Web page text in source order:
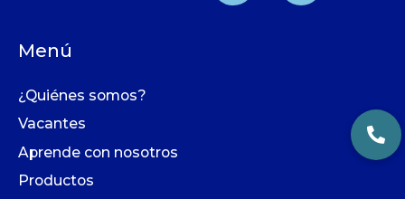
Menú
¿Quiénes somos?
Vacantes
Aprende con nosotros​
Productos